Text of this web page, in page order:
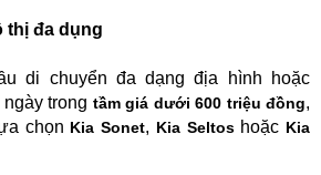
thị đa dụng
di chuyển đa dạng địa hình hoặc
trong tầm giá dưới 600 triệu đồng,
chọn Kia Sonet, Kia Seltoshoặc Kia